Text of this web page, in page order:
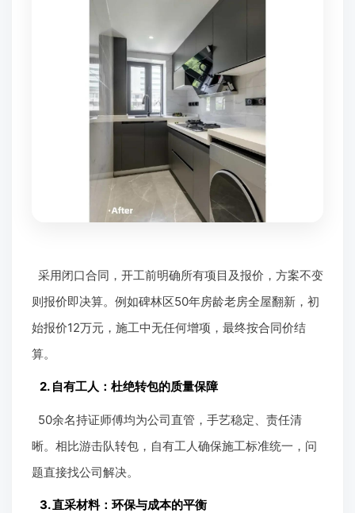
采用闭口合同，开工前明确所有项目及报价，方案不变
则报价即决算。例如碑林区50年房龄老房全屋翻新，初
始报价12万元，施工中无任何增项，最终按合同价结
算。
2. 自有工人：杜绝转包的质量保障
50余名持证师傅均为公司直管，手艺稳定、责任清
晰。相比游击队转包，自有工人确保施工标准统一，问
题直接找公司解决。
3. 直采材料：环保与成本的平衡